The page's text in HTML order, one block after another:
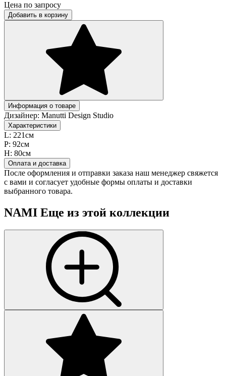
Цена по запросу
Добавить в корзину
Информация о товаре
Дизайнер: Manutti Design Studio
Характеристики
L: 221см
P: 92см
H: 80см
Оплата и доставка
После оформления и отправки заказа наш менеджер свяжется
с вами и согласует удобные формы оплаты и доставки
выбранного товара.
NAMI Еще из этой коллекции